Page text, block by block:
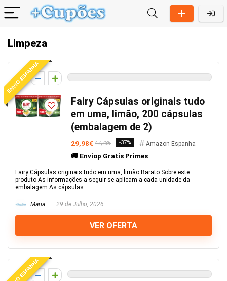
Limpeza
ENVIO ESPANHA
0
Fairy Cápsulas originais tudo
em uma, limão, 200 cápsulas
(embalagem de 2)
29,98€ 47,78€ -37% Amazon Espanha
🚚 Enviop Gratis Primes
Fairy Cápsulas originais tudo em uma, limão Barato Sobre este
produto As informações a seguir se aplicam a cada unidade da
embalagem As cápsulas ...
Maria 29 de Julho, 2026
VER OFERTA
ENVIO ESPANHA
0